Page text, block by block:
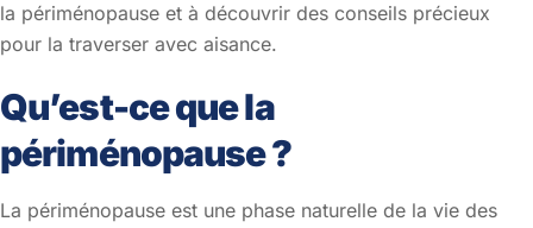
la périménopause et à découvrir des conseils précieux
pour la traverser avec aisance.
Qu’est-ce que la
périménopause ?
La périménopause est une phase naturelle de la vie des